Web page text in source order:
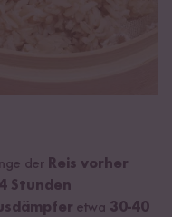
der Reis vorher
4 Stunden
etwa 30-40